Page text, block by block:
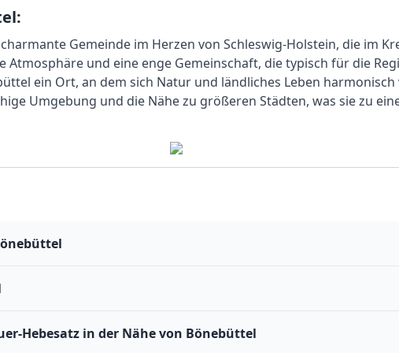
Gemeinde im Herzen von Schleswig-Holstein, die im
Atmosphäre und eine enge Gemeinschaft, die typisch für die
ein Ort, an dem sich Natur und ländliches Leben
Umgebung und die Nähe zu größeren Städten, was sie zu
Hebesatz in der Nähe von Bönebüttel